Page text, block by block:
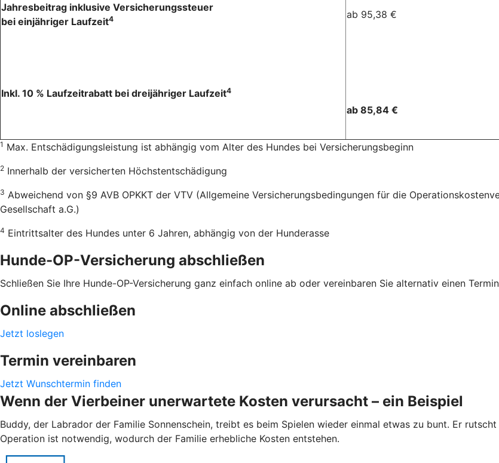
Jahresbeitrag inklusive Versicherungssteuer
bei einjähriger Laufzeit4
Inkl. 10 % Laufzeitrabatt bei dreijähriger Laufzeit4
ab 95,38 €
ab 85,84 €
1 Max. Entschädigungsleistung ist abhängig vom Alter des Hundes bei Versicherungsbeginn
2 Innerhalb der versicherten Höchstentschädigung
3 Abweichend von §9 AVB OPKKT der VTV (Allgemeine Versicherungsbedingungen für die
Gesellschaft a.G.)
4 Eintrittsalter des Hundes unter 6 Jahren, abhängig von der Hunderasse
Hunde-OP-Versicherung abschließen
Schließen Sie Ihre Hunde-OP-Versicherung ganz einfach online ab oder vereinbaren Sie alternativ einen
Online abschließen
Jetzt loslegen
Termin vereinbaren
Jetzt Wunschtermin finden
Wenn der Vierbeiner unerwartete Kosten verursacht – ein Beispiel
Buddy, der Labrador der Familie Sonnenschein, treibt es beim Spielen wieder einmal etwas zu bunt. Er
Operation ist notwendig, wodurch der Familie erhebliche Kosten entstehen.